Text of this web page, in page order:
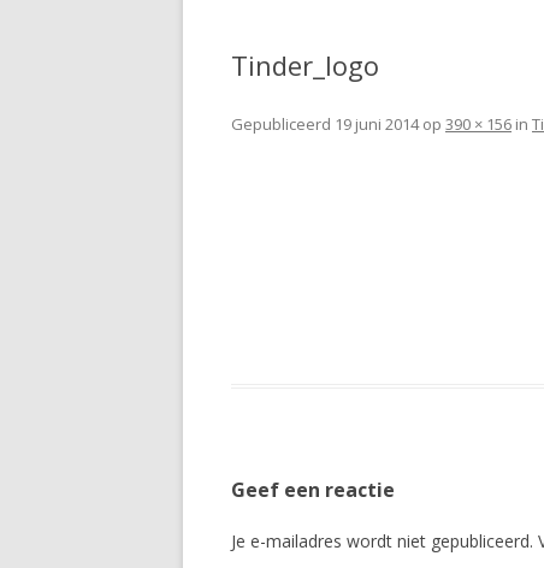
Tinder_logo
Gepubliceerd 19 juni 2014op 390 × 156 in
Geef een reactie
Je e-mailadres wordt niet gepubliceerd.